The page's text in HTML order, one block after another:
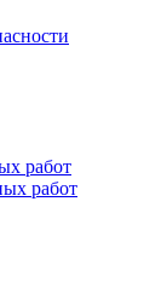
работ
работ